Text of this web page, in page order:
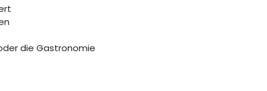
die Gastronomie